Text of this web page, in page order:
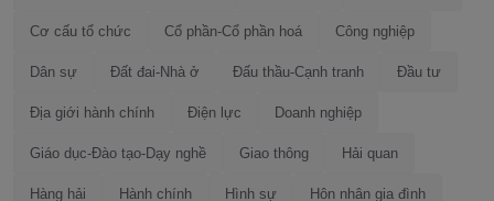
Cơ cấu tổ chức Cổ phần-Cổ phần hoá Công nghiệp
Dân sự Đất đai-Nhà ở Đấu thầu-Cạnh tranh Đầu tư
Địa giới hành chính Điện lực Doanh nghiệp
Giáo dục-Đào tạo-Dạy nghề Giao thông Hải quan
Hàng hải Hành chính Hình sự Hôn nhân gia đình